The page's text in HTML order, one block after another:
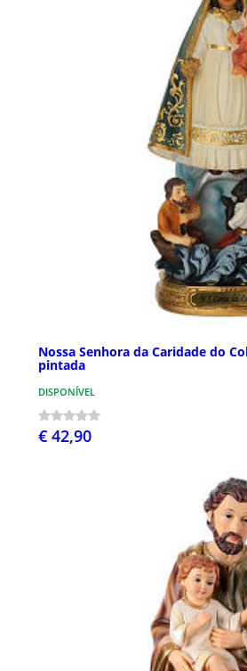
Nossa Senhora da Caridade do
pintada
DISPONÍVEL
€ 42,90